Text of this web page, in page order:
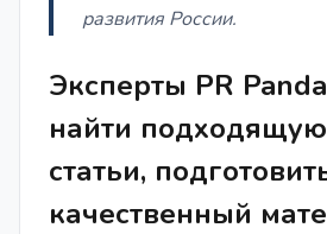
развития России.
Эксперты PR
найти
статьи,
качественный